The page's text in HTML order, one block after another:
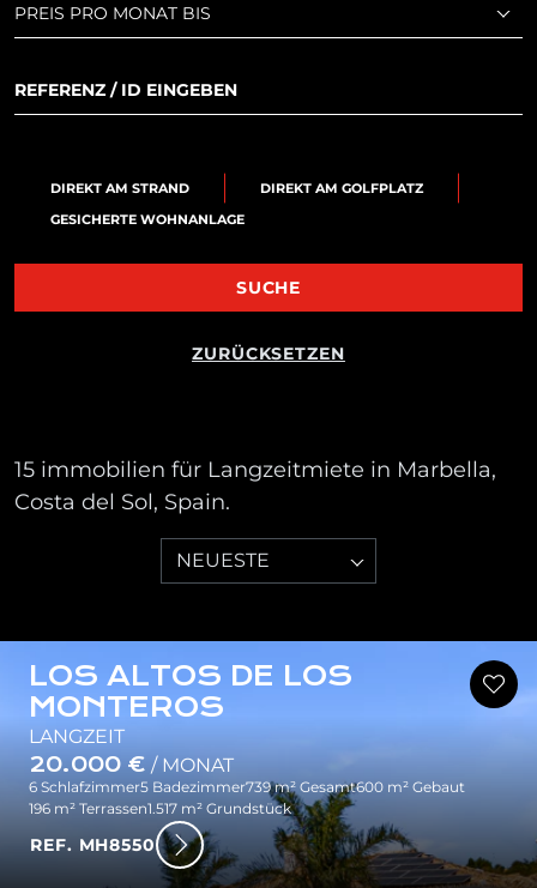
PREIS PRO MONAT BIS
SUCHE
ZURÜCKSETZEN
DIREKT AM STRAND
DIREKT AM GOLFPLATZ
GESICHERTE WOHNANLAGE
15 immobilien für Langzeitmiete in Marbella,
Costa del Sol, Spain.
NEUESTE
LOS ALTOS DE LOS
MONTEROS
LANGZEIT
20.000 € / MONAT
6 Schlafzimmer5 Badezimmer739 m² Gesamt600 m² Gebaut
196 m² Terrassen1.517 m² Grundstück
REF. MH8550